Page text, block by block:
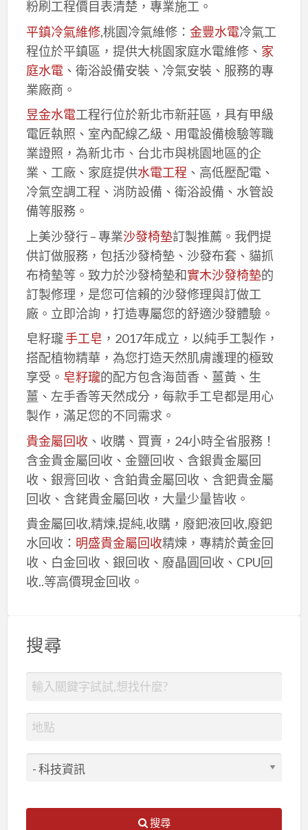
粉刷工程價目表清楚，專業施工。
平鎮冷氣維修,桃園冷氣維修： 金豐水電冷氣工
程位於平鎮區，提供大桃園家庭水電維修、 家
庭水電、衛浴設備安裝、冷氣安裝、服務的專
業廠商。
昱金水電工程行位於新北市新莊區，具有甲級
電匠執照、室內配線乙級、用電設備檢驗等職
業證照，為新北市、台北市與桃園地區的企
業、工廠、家庭提供水電工程 、高低壓配電、
冷氣空調工程、消防設備、衛浴設備、水管設
備等服務。
上美沙發行 – 專業沙發椅墊訂製推薦。我們提
供訂做服務，包括沙發椅墊、沙發布套、貓抓
布椅墊等。致力於沙發椅墊和實木沙發椅墊的
訂製修理，是您可信賴的沙發修理與訂做工
廠。立即洽詢，打造專屬您的舒適沙發體驗。
皂籽瓏手工皂 ，2017年成立，以純手工製作，
搭配植物精華，為您打造天然肌膚護理的極致
享受。 皂籽瓏的配方包含海茴香、薑黃、生
薑、左手香等天然成分，每款手工皂都是用心
製作，滿足您的不同需求。
貴金屬回收、收購、買賣，24小時全省服務！
含金貴金屬回收、金鹽回收、含銀貴金屬回
收、銀膏回收、含鉑貴金屬回收、含鈀貴金屬
回收、含銠貴金屬回收，大量少量皆收。
貴金屬回收,精煉,提純,收購，廢鈀液回收,廢鈀
水回收： 明盛貴金屬回收精煉，專精於黃金回
收、白金回收、銀回收、廢晶圓回收、CPU回
收..等高價現金回收。
搜尋
搜尋